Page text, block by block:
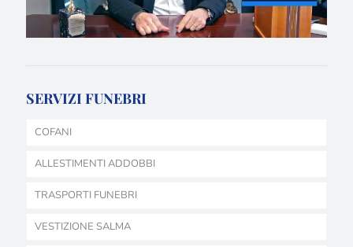
SERVIZI FUNEBRI
COFANI
ALLESTIMENTI ADDOBBI
TRASPORTI FUNEBRI
VESTIZIONE SALMA